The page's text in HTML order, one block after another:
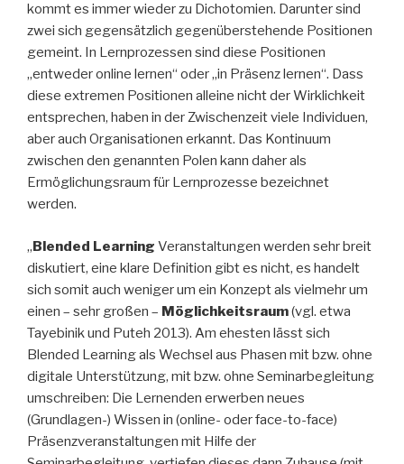
kommt es immer wieder zu Dichotomien. Darunter sind
zwei sich gegensätzlich gegenüberstehende Positionen
gemeint. In Lernprozessen sind diese Positionen
„entweder online lernen“ oder „in Präsenz lernen“. Dass
diese extremen Positionen alleine nicht der Wirklichkeit
entsprechen, haben in der Zwischenzeit viele Individuen,
aber auch Organisationen erkannt. Das Kontinuum
zwischen den genannten Polen kann daher als
Ermöglichungsraum für Lernprozesse bezeichnet
werden.
„Blended Learning Veranstaltungen werden sehr breit
diskutiert, eine klare Definition gibt es nicht, es handelt
sich somit auch weniger um ein Konzept als vielmehr um
einen – sehr großen – Möglichkeitsraum(vgl. etwa
Tayebinik und Puteh 2013). Am ehesten lässt sich
Blended Learning als Wechsel aus Phasen mit bzw. ohne
digitale Unterstützung, mit bzw. ohne Seminarbegleitung
umschreiben: Die Lernenden erwerben neues
(Grundlagen-) Wissen in (online- oder face-to-face)
Präsenzveranstaltungen mit Hilfe der